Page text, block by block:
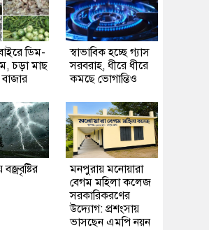
ডিম-
চড়া মাছ
স্বাভাবিক হচ্ছে গ্যাস
সরবরাহ, ধীরে ধীরে
কমছে ভোগান্তিও
মনপুরায় মনোয়ারা
বেগম মহিলা কলেজ
সরকারিকরণের
উদ্যোগ: প্রশংসায়
ভাসছেন এমপি নয়ন